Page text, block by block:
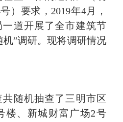
）要求，2019年4月，
一道开展了全市建筑节
机”调研。现将调研情况
随机抽查了三明市区
楼、新城财富广场2号